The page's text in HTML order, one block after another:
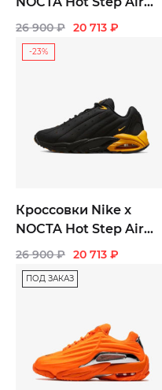
Terra «Triple Black»
26 900₽ 20 713 ₽
-23%
Кроссовки Nike x
NOCTA Hot Step Air
Terra «Black University
Gold»
26 900₽ 20 713 ₽
ПОД ЗАКАЗ